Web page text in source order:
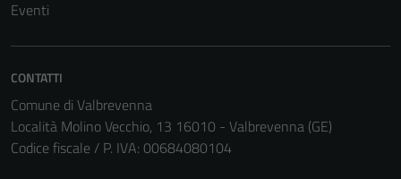
Eventi
CONTATTI
Comune di Valbrevenna
Località Molino Vecchio, 13 16010 - Valbrevenna (GE)
Codice fiscale / P. IVA: 00684080104